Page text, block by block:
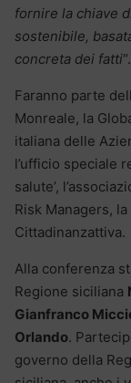
fornire la chiave
sostenibile,
concreta dei fatti“.
Faranno parte
Monreale, la
italiana delle
l’ufficio speciale
salute’,
Risk Managers,
Cittadinanzattiva.
Alla conferenza
Regione siciliana
Gianfranco
Orlando.
governo della